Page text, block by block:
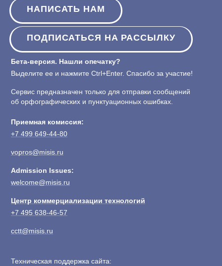
НАПИСАТЬ НАМ
ПОДПИСАТЬСЯ НА РАССЫЛКУ
Бета-версия. Нашли опечатку?
Выделите ее и нажмите Ctrl+Enter. Спасибо за участие!
Сервис предназначен только для отправки сообщений
об орфографических и пунктуационных ошибках.
Приемная комиссия:
+7 499 649-44-80
vopros@misis.ru
Admission Issues:
welcome@misis.ru
Центр коммерциализации технологий
+7 495 638-46-57
cctt@misis.ru
Техническая поддержка сайта: